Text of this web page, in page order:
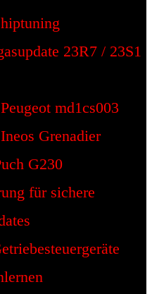
23R7 / 23S1
md1cs003
Grenadier
G230
für sichere